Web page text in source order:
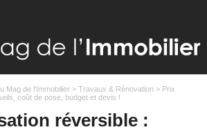
Mag de l'Immobilier> Travaux & Rénovation> Prix
coût de pose, budget et devis !
réversible :